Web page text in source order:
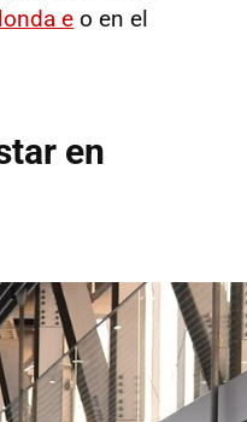
e o en el
en